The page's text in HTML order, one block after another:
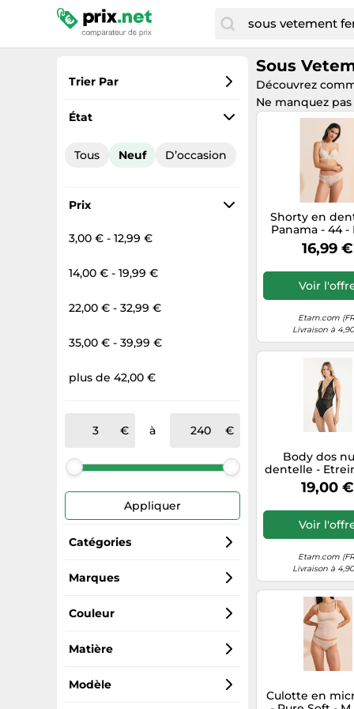
Trier Par
Préférés
Prix total
État
Tous Neuf D’occasion
Prix
3,00 € - 12,99 €
14,00 € - 19,99 €
22,00 € - 32,99 €
35,00 € - 39,99 €
plus de 42,00 €
à
Appliquer
Catégories
Lingerie femme
Lingerie sexy
Hygiène féminine
Sous-vêtements techniques
Marques
Etam
Couleur
Noir
Beige
Matière
Polyester
Modèle
Sous
Découvrez
Ne manquez
Shorty en
Panama - 44 -
Femme -
16,99 €
Voir
Etam.com
Livraison à
Body dos
dentelle -
- Noir - Femme
19,00 €
Voir
Etam.com
Livraison à
Culotte en